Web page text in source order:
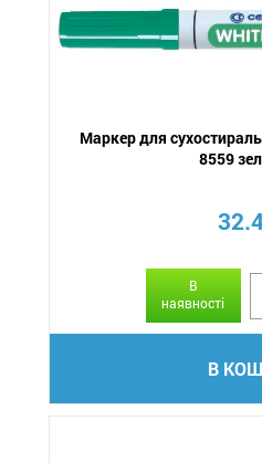
Маркер для
8559
В
наявності
В